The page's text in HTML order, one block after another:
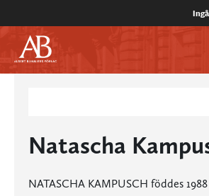
Natascha
NATASCHA KAMPUSCH föddes